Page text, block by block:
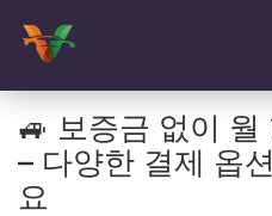
🚙 보증금 없이
– 다양한 결제 옵
요